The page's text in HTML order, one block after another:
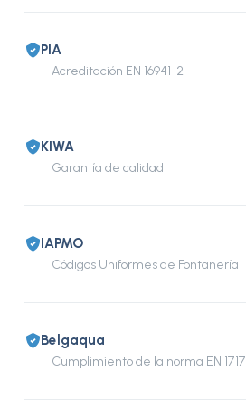
PIA
Acreditación EN 16941-2
KIWA
Garantía de calidad
IAPMO
Códigos Uniformes de Fontanería
Belgaqua
Cumplimiento de la norma EN 1717